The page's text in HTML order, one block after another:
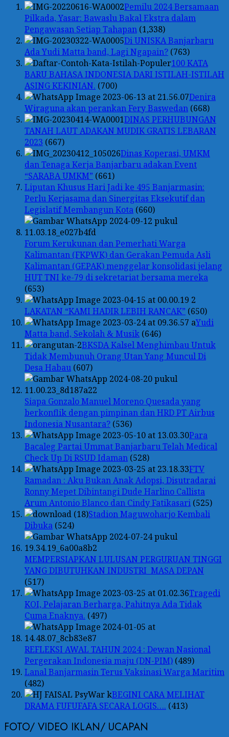
Pemilu 2024 Bersamaan
Pilkada, Yasar: Bawaslu Bakal Ekstra dalam
Pengawasan Setiap Tahapan (1,338)
Di UNISKA Banjarbaru
Ada Yudi Matta band, Lagi Ngapain? (763)
100 KATA
BARU BAHASA INDONESIA DARI ISTILAH-ISTILAH
ASING KEKINIAN. (700)
Denira
Wiraguna akan perankan Fery Baswedan (668)
DINAS PERHUBUNGAN
TANAH LAUT ADAKAN MUDIK GRATIS LEBARAN
2023 (667)
Dinas Koperasi, UMKM
dan Tenaga Kerja Banjarbaru adakan Event
“SARABA UMKM” (661)
Liputan Khusus Hari Jadi ke 495 Banjarmasin:
Perlu Kerjasama dan Sinergitas Eksekutif dan
Legislatif Membangun Kota (660)
Forum Kerukunan dan Pemerhati Warga
Kalimantan (FKPWK) dan Gerakan Pemuda Asli
Kalimantan (GEPAK) menggelar konsolidasi jelang
HUT TNI ke-79 di sekretariat bersama mereka
(653)
LAKATAN “KAMI HADIR LEBIH RANCAK” (650)
Yudi
Matta band, Sekolah & Musik (646)
BKSDA Kalsel Menghimbau Untuk
Tidak Membunuh Orang Utan Yang Muncul Di
Desa Habau (607)
Siapa Gonzalo Manuel Moreno Quesada yang
berkonflik dengan pimpinan dan HRD PT Airbus
Indonesia Nusantara? (536)
Para
Bacaleg Partai Ummat Banjarbaru Telah Medical
Check Up Di RSUD Idaman (528)
FTV
Ramadan : Aku Bukan Anak Adopsi, Disutradarai
Ronny Mepet Dibintangi Dude Harlino Callista
Arum Antonio Blanco dan Cindy Fatikasari (525)
Stadion Maguwoharjo Kembali
Dibuka (524)
MEMPERSIAPKAN LULUSAN PERGURUAN TINGGI
YANG DIBUTUHKAN INDUSTRI MASA DEPAN
(517)
Tragedi
KOI, Pelajaran Berharga, Pahitnya Ada Tidak
Cuma Enaknya. (497)
REFLEKSI AWAL TAHUN 2024 : Dewan Nasional
Pergerakan Indonesia maju (DN-PIM) (489)
Lanal Banjarmasin Terus Vaksinasi Warga Maritim
(482)
BEGINI CARA MELIHAT
DRAMA FUFUFAFA SECARA LOGIS…. (413)
FOTO/ VIDEO IKLAN/ UCAPAN